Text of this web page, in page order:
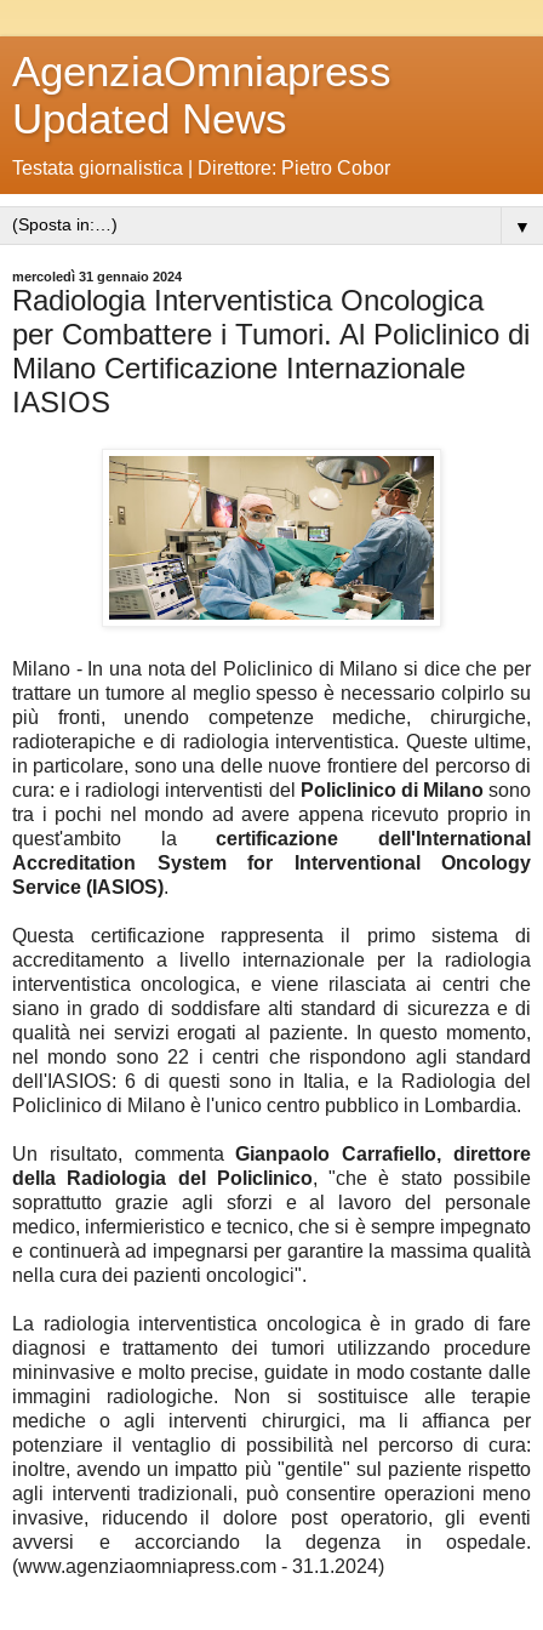
AgenziaOmniapress
Updated News
Testata giornalistica | Direttore: Pietro Cobor
▼
mercoledì 31 gennaio 2024
Radiologia Interventistica Oncologica
per Combattere i Tumori. Al Policlinico di
Milano Certificazione Internazionale
IASIOS
Milano - In una nota del Policlinico di Milano si dice che per
trattare un tumore al meglio spesso è necessario colpirlo su
più fronti, unendo competenze mediche, chirurgiche,
radioterapiche e di radiologia interventistica. Queste ultime,
in particolare, sono una delle nuove frontiere del percorso di
cura: e i radiologi interventisti del
Policlinico di Milanosono
tra i pochi nel mondo ad avere appena ricevuto proprio in
quest'ambito lacertificazione dell'International
Accreditation System for Interventional Oncology
Service (IASIOS).
Questa certificazione rappresenta il primo sistema di
accreditamento a livello internazionale per la radiologia
interventistica oncologica, e viene rilasciata ai centri che
siano in grado di soddisfare alti standard di sicurezza e di
qualità nei servizi erogati al paziente. In questo momento,
nel mondo sono 22 i centri che rispondono agli standard
dell'IASIOS: 6 di questi sono in Italia, e la Radiologia del
Policlinico di Milano è l'unico centro pubblico in Lombardia.
Un risultato, commentaGianpaolo Carrafiello, direttore
della Radiologia del Policlinico, "che è stato possibile
soprattutto grazie agli sforzi e al lavoro del personale
medico, infermieristico e tecnico, che si è sempre impegnato
e continuerà ad impegnarsi per garantire la massima qualità
nella cura dei pazienti oncologici".
La radiologia interventistica oncologica è in grado di fare
diagnosi e trattamento dei tumori utilizzando procedure
mininvasive e molto precise, guidate in modo costante dalle
immagini radiologiche. Non si sostituisce alle terapie
mediche o agli interventi chirurgici, ma li affianca per
potenziare il ventaglio di possibilità nel percorso di cura:
inoltre, avendo un impatto più "gentile" sul paziente rispetto
agli interventi tradizionali, può consentire operazioni meno
invasive, riducendo il dolore post operatorio, gli eventi
avversi e accorciando la degenza in ospedale.
(www.agenziaomniapress.com - 31.1.2024)